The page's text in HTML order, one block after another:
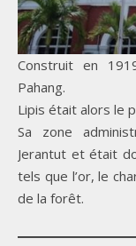
Construit en
Pahang.
Lipis était alors le
Sa zone
Jerantut et était
tels que l’or, le
de la forêt.